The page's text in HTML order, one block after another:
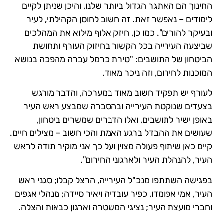
החינוך הם האתגר הגדול ביותר שלנו, והיכן שניתן לקיים
לימודים – נאפשר זאת. זה חשוב לחוסן הקהילתי, לעיר
ובעיקר להורים". כמו כן, חיזק אלוף מילוא את המהלכים
שביצעה העירייה בכל הקשור בחיזוק העורף ותחושת
הביטחון של התושבים: "טירת כרמל עברה מהפכה בנושא
המוכנות לחירום, וזה ניכר מאוד.
לעורף יש תפקיד חשוב מאוד במערכה, והדבר מורגש
בצעדים שנוקטת העירייה ובהסברה שמבצע ראש העיר
באופן ישיר לתושבים, ואלו הדברים שמשרים ביטחון,
שעושים את ההבדל ברגע האמת והכי חשוב – מצילים חיים.
קיים כאן שיתוף פעולה מצוין ועל כך אני מוקיר תודה לראש
העיר, להנהלת העיר ולארגוני החירום".
בפגישה השתתפו מנכ"ל העירייה, הרצל קבלו; סגני ראש
העיר, אמי אפומדו, כפיר עובדיה ויאיר סיידה; מנהלי אגפים
וחברי מועצת העיר; נציגי המשטרה וארגון כבאות והצלה.